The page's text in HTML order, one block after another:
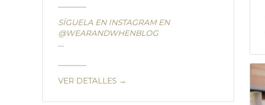
SÍGUELA EN INSTAGRAM EN
@WEARANDWHENBLOG
…
VER DETALLES →